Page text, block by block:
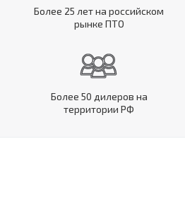
Более 25 лет на российском
рынке ПТО
Более 50 дилеров на
территории РФ